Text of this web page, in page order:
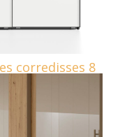
corredisses 8